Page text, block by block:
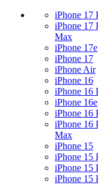
iPhone 17
iPhone 17
Max
iPhone 17e
iPhone 17
iPhone Air
iPhone 16
iPhone 16
iPhone 16e
iPhone 16
iPhone 16
Max
iPhone 15
iPhone 15
iPhone 15
iPhone 15